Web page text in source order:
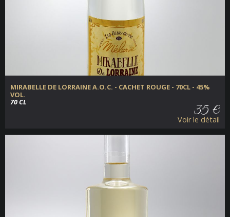
MIRABELLE DE LORRAINE A.O.C. - CACHET ROUGE - 70CL - 45%
VOL.
70 CL
35 €
Voir le détail